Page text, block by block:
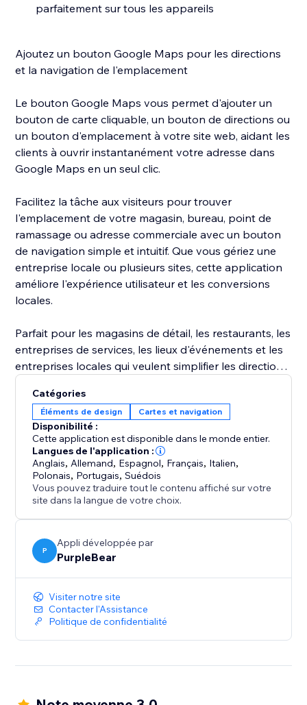
parfaitement sur tous les appareils
Ajoutez un bouton Google Maps pour les directions
et la navigation de l'emplacement
Le bouton Google Maps vous permet d'ajouter un
bouton de carte cliquable, un bouton de directions ou
un bouton d'emplacement à votre site web, aidant les
clients à ouvrir instantanément votre adresse dans
Google Maps en un seul clic.
Facilitez la tâche aux visiteurs pour trouver
l'emplacement de votre magasin, bureau, point de
ramassage ou adresse commerciale avec un bouton
de navigation simple et intuitif. Que vous gériez une
entreprise locale ou plusieurs sites, cette application
améliore l'expérience utilisateur et les conversions
locales.
Parfait pour les magasins de détail, les restaurants, les
entreprises de services, les lieux d'événements et les
entreprises locales qui veulent simplifier les directions
Le bouton Google Maps combine le partage de
l'emplacement, les directions et la navigation dans un
outil simple, facilitant l'ajout d'un bouton de carte ou
d'un élément localisateur de magasin à votre site.
Améliorez votre site web avec un bouton de
directions intelligent, améliorez l'accessibilité et aidez
rapidement, directement via Google Maps.
Catégories
Éléments de design Cartes et navigation
Disponibilité :
Cette application est disponible dans le monde entier.
Langues de l'application :
Anglais, Allemand, Espagnol, Français, Italien,
Polonais, Portugais,Suédois
Vous pouvez traduire tout le contenu affiché sur votre
site dans la langue de votre choix.
P
Appli développée par
PurpleBear
Visiter notre site
Contacter l'Assistance
Politique de confidentialité